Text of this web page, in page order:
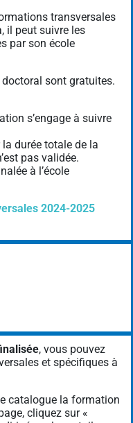
transversales
il peut suivre les
par son école
sont gratuites.
s’engage à suivre
la durée totale de la
pas validée.
à l’école
2024-2025
, vous pouvez
et spécifiques à
catalogue la formation
cliquez sur «